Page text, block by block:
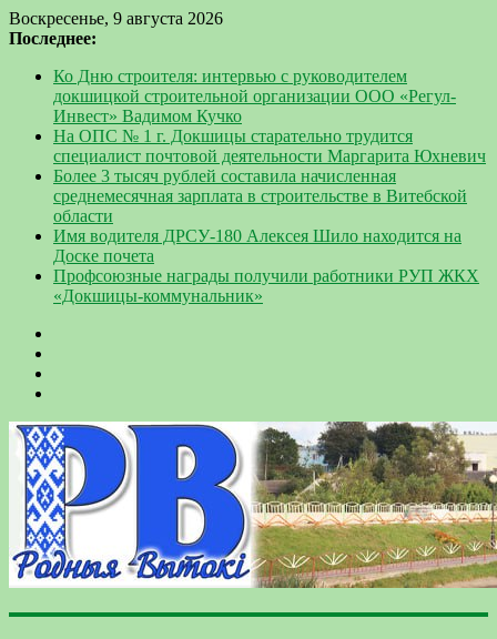
Воскресенье, 9 августа 2026
Последнее:
Ко Дню строителя: интервью с руководителем
докшицкой строительной организации ООО «Регул-
Инвест» Вадимом Кучко
На ОПС № 1 г. Докшицы старательно трудится
специалист почтовой деятельности Маргарита Юхневич
Более 3 тысяч рублей составила начисленная
среднемесячная зарплата в строительстве в Витебской
области
Имя водителя ДРСУ-180 Алексея Шило находится на
Доске почета
Профсоюзные награды получили работники РУП ЖКХ
«Докшицы-коммунальник»